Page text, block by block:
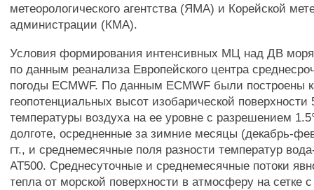
метеорологического агентства (ЯМА) и Корейской
администрации (КМА).
Условия формирования интенсивных МЦ над ДВ
по данным реанализа Европейского центра
погоды ECMWF. По данным ECMWF были построены
геопотенциальных высот изобарической
температуры воздуха на ее уровне с разрешением
долготе, осредненные за зимние месяцы (декабрь-
гт., и среднемесячные поля разности температур
АТ500. Среднесуточные и среднемесячные потоки
тепла от морской поверхности в атмосферу на сетке